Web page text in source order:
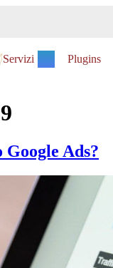
Servizi Plugins
Google Ads?